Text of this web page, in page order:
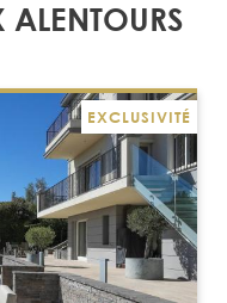
ALENTOURS
EXCLUSIVITÉ